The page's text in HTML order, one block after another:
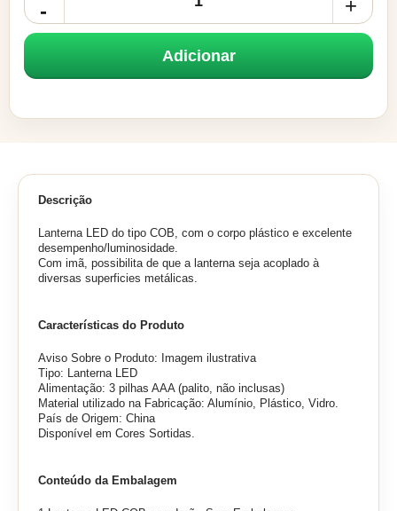
Adicionar
Descrição
Lanterna LED do tipo COB, com o corpo plástico e excelente
desempenho/luminosidade.
Com imã, possibilita de que a lanterna seja acoplado à
diversas superficies metálicas.
Características do Produto
Aviso Sobre o Produto: Imagem ilustrativa
Tipo: Lanterna LED
Alimentação: 3 pilhas AAA (palito, não inclusas)
Material utilizado na Fabricação: Alumínio, Plástico, Vidro.
País de Origem: China
Disponível em Cores Sortidas.
Conteúdo da Embalagem